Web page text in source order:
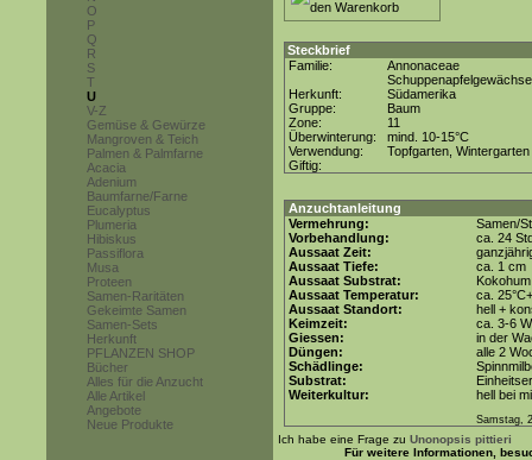
O
P
Q
R
S
T
U
V-Z
Gemüse & Gewürze
Mangroven & Teich
Palmen & Palmfarne
Acacia
Adenium
Baumfarne/Farne
Eucalyptus
Plumeria
Hibiskus
Passiflora
Musa
Proteen
Samen-Raritäten
Gekeimte Samen
Samen-Sets
Herkunft
PFLANZEN SHOP
Bücher
Alles für die Anzucht
Alle Artikel
Angebote
Neue Produkte
Steckbrief
Familie:
Annonaceae
Schuppenapfelgewächse
Herkunft:
Südamerika
Gruppe:
Baum
Zone:
11
Überwinterung:
mind. 10-15°C
Verwendung:
Topfgarten, Wintergarten
Giftig:
Anzuchtanleitung
Vermehrung:
Samen/
Vorbehandlung:
ca. 24
Aussaat Zeit:
Aussaat Tiefe:
ca. 1 cm
Aussaat Substrat:
Aussaat Temperatur:
ca. 25°C+
Aussaat Standort:
hell +
Keimzeit:
ca. 3-6
Giessen:
in der
Düngen:
alle 2
Schädlinge:
Substrat:
Weiterkultur:
hell bei
Samstag,
Ich habe eine Frage zu Unonopsis pittieri
Für weitere Informationen,